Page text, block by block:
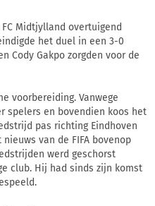
Midtjylland overtuigend
het duel in een 3-0
Cody Gakpo zorgden voor de
voorbereiding. Vanwege
spelers en bovendien koos het
pas richting Eindhoven
van de FIFA bovenop
werd geschorst
club. Hij had sinds zijn komst